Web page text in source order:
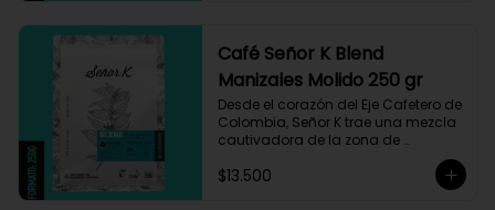
trazas de chocolate. El tueste medio
permite degustar todos los sabores
complejos de este café
Café Señor K Blend
Manizales Molido 250 gr
Desde el corazón del Eje Cafetero de
Colombia, Señor K trae una mezcla
cautivadora de la zona de
Manizales, entre 1.800 y 1.950 msnm.
La variedad es Castillo, que ha sido
$13.500